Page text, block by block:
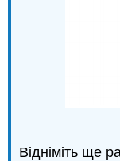
Відніміть ще